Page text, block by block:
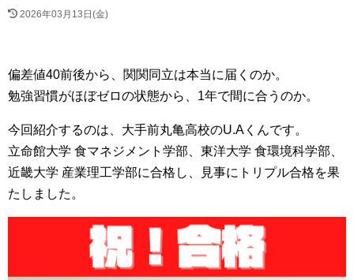
2026年03月13日(金)
偏差値40前後から、関関同立は本当に届くのか。
勉強習慣がほぼゼロの状態から、1年で間に合うのか。
今回紹介するのは、大手前丸亀高校のU.Aくんです。
立命館大学 食マネジメント学部、東洋大学 食環境科学部、
近畿大学 産業理工学部に合格し、見事にトリプル合格を果
たしました。